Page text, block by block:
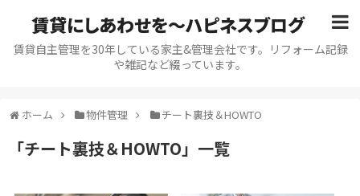
賃貸にしあわせを〜ハピネスブログ
賃貸自主管理を30年している家主&管理会社です。リフォーム記録
や雑記など綴っています。
ホーム 物件管理 チート裏技＆HOWTO
「チート裏技＆HOWTO」 一覧